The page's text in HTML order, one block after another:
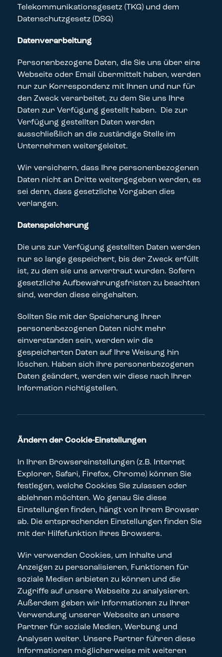
Telekommunikationsgesetz (TKG) und dem
Datenschutzgesetz (DSG)
Datenverarbeitung
Personenbezogene Daten, die Sie uns über eine
Webseite oder Email übermittelt haben, werden
nur zur Korrespondenz mit Ihnen und nur für
den Zweck verarbeitet, zu dem Sie uns Ihre
Daten zur Verfügung gestellt haben. Die zur
Verfügung gestellten Daten werden
ausschließlich an die zuständige Stelle im
Unternehmen weitergeleitet.
Wir versichern, dass Ihre personenbezogenen
Daten nicht an Dritte weitergegeben werden, es
sei denn, dass gesetzliche Vorgaben dies
verlangen.
Datenspeicherung
Die uns zur Verfügung gestellten Daten werden
nur so lange gespeichert, bis der Zweck erfüllt
ist, zu dem sie uns anvertraut wurden. Sofern
gesetzliche Aufbewahrungsfristen zu beachten
sind, werden diese eingehalten.
Sollten Sie mit der Speicherung Ihrer
personenbezogenen Daten nicht mehr
einverstanden sein, werden wir die
gespeicherten Daten auf Ihre Weisung hin
löschen. Haben sich ihre personenbezogenen
Daten geändert, werden wir diese nach Ihrer
Information richtigstellen.
Ändern der Cookie-Einstellungen
In Ihren Browsereinstellungen (z.B. Internet
Explorer, Safari, Firefox, Chrome) können Sie
festlegen, welche Cookies Sie zulassen oder
ablehnen möchten. Wo genau Sie diese
Einstellungen finden, hängt von Ihrem Browser
ab. Die entsprechenden Einstellungen finden Sie
mit der Hilfefunktion Ihres Browsers.
Wir verwenden Cookies, um Inhalte und
Anzeigen zu personalisieren, Funktionen für
soziale Medien anbieten zu können und die
Zugriffe auf unsere Webseite zu analysieren.
Außerdem geben wir Informationen zu Ihrer
Verwendung unserer Webseite an unsere
Partner für soziale Medien, Werbung und
Analysen weiter. Unsere Partner führen diese
Informationen möglicherweise mit weiteren